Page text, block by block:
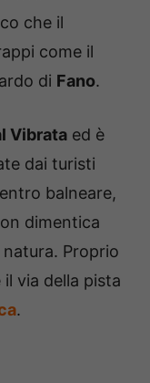
che il
come il
di Fano.
Vibrata ed è
dai turisti
balneare,
dimentica
natura. Proprio
via della pista
.